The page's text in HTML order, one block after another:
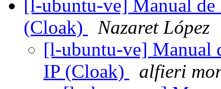
[l-ubuntu-ve] Manual de
(Cloak)
Nazaret López
[l-ubuntu-ve] Manual
IP (Cloak)
alfieri